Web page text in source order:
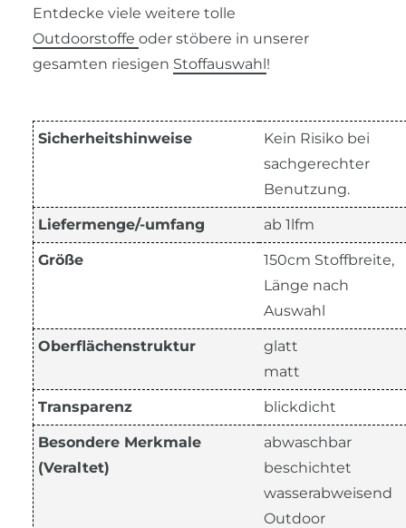
Entdecke viele weitere tolle
Outdoorstoffe oder stöbere in unserer
gesamten riesigen Stoffauswahl!
Sicherheitshinweise
Kein Risiko bei
sachgerechter
Benutzung.
Liefermenge/-umfang ab 1lfm
Größe
150cm Stoffbreite,
Länge nach
Auswahl
Oberflächenstruktur
glatt
matt
Transparenz blickdicht
Besondere Merkmale
(Veraltet)
abwaschbar
beschichtet
wasserabweisend
Outdoor